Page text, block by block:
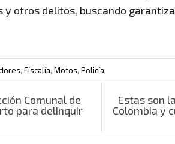
otros delitos, buscando
, Fiscalía, Motos, Policía
Comunal de
para delinquir
Estas son
Colombia y